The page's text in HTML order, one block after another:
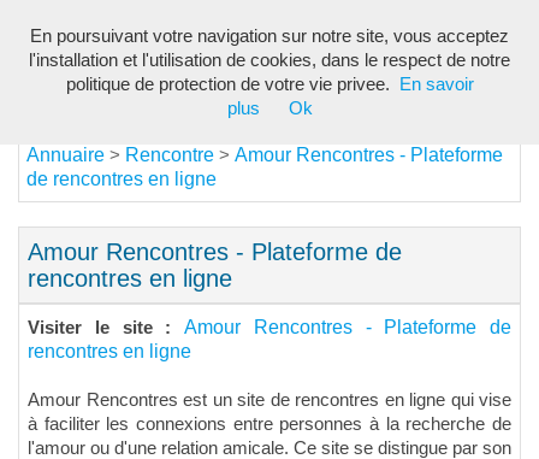
Annuaire > Rencontre > Amour Rencontres - Plateforme
de rencontres en ligne
Amour Rencontres - Plateforme de
rencontres en ligne
Visiter le site : Amour Rencontres - Plateforme de
rencontres en ligne
Amour Rencontres est un site de rencontres en ligne qui vise
à faciliter les connexions entre personnes à la recherche de
l'amour ou d'une relation amicale. Ce site se distingue par son
En poursuivant votre navigation sur notre site, vous acceptez
l'installation et l'utilisation de cookies, dans le respect de notre
politique de protection de votre vie privee.
En savoir
plus
Ok